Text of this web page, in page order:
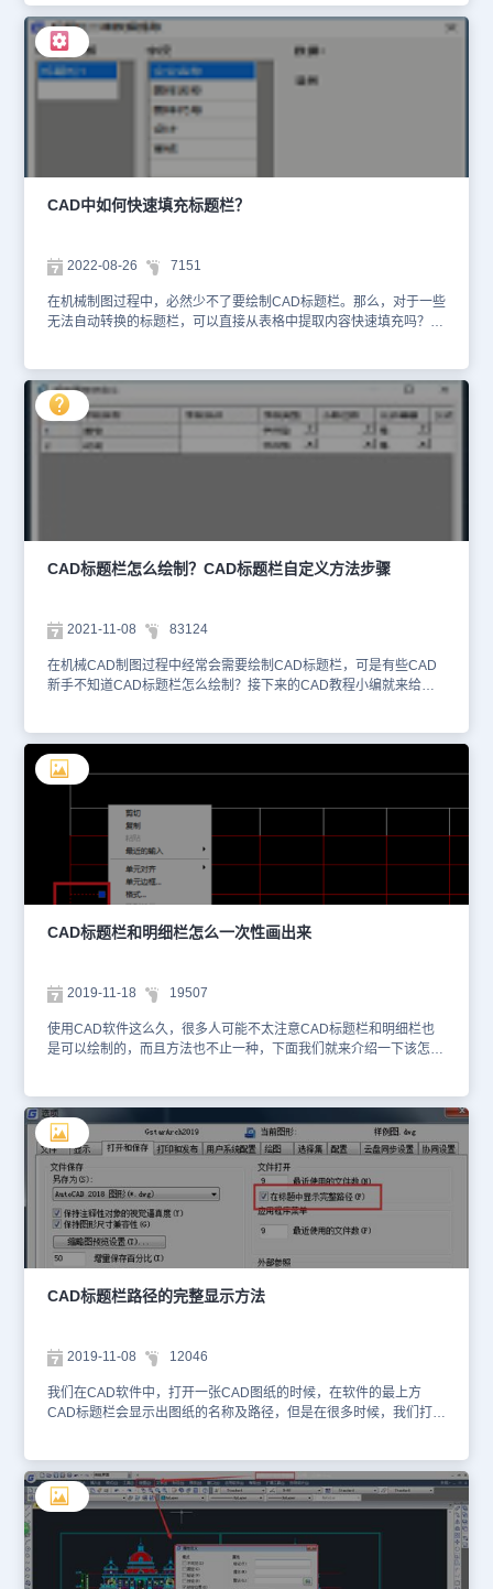
标题栏自定义步骤： 1、首先在浩辰CAD机械软件中做一张表格或者
用软件自带的模板进行修改，这张表格可以是用浩辰CAD机械软件生
成的表格也可以是自己用直线拼接起来的表格，形式随意根据自己喜
好。如下图所示： 2、在菜单栏中依次点击【绘图】—【块】—【定
义属性】，此时会弹出【属性定义】对话框，根据自身实际需求在绘
制的模板中输入一些参数。如下图所示： 3、参数设置完成后，在菜
单栏中依次点击【浩辰机械】—【系统维护工具】—【自定义标题
栏】，根据自身实际需求输入标题栏名称，然后再选择一个基点，一
般选择基点在右下角也就是图纸张数那个位置。如下图所示： 4、全
部选择完后，便会弹出【超级属性块定义】对话框。如下图所示：
5、点击【确定】按钮，即可弹出【浩辰机械新建图框设置】对话
到这里浩辰CAD机械软件中自定义CAD标题栏的操作就结束了，其
他自定义功能类似，可以参照这个操作来执行。更多相关CAD教程小
编会在后续文字中给大家逐一分享，对此感兴趣的设计师小伙伴一定
要持续关注浩辰CAD官网教程专区哦！
CAD中如何快速填充标题栏？
2022-08-26 7151
在机械制图过程中，必然少不了要绘制CAD标题栏。那么，对于一些
无法自动转换的标题栏，可以直接从表格中提取内容快速填充吗？当
栏步骤： 1. 首先在浩辰CAD机械软件中打开图纸，然后在菜单栏中
依次点击【浩辰机械】—【图纸】—【标题栏填充】。如下图所示：
2. 在【超级属性块编辑】对话框，点击左下角的【提取二维表格】按
钮，根据提示依次选择：选择表格左下角点、右上角点，完成表格区
对应的图纸区域，并显示在对话框右侧的【数据】下面，如果勾选了
【高亮显示】，则图纸上对应的区域会有红框。 4. 点击【确定】
后，【字段】名称和原表格中相同的，会填入识别到的数据。5. 再点
小编给大家分享了浩辰CAD机械软件中快速填充CAD标题栏的详细
操作步骤，对此感兴趣的设计师小伙伴可以自己操作试试哦！
CAD标题栏怎么绘制？CAD标题栏自定义方法步骤
2021-11-08 83124
在机械CAD制图过程中经常会需要绘制CAD标题栏，可是有些CAD
新手不知道CAD标题栏怎么绘制？接下来的CAD教程小编就来给大
栏，首先要清楚自定义标题栏的规格，然后再绘制表格，定义属性，
选中对象进行标题栏自定义。具体操作步骤如下：1. 绘制表格 在浩
辰CAD机械软件的菜单栏中依次点击【绘图】—【表格】，然后根据
确定好的自定义标题栏规格绘制表格，接着在表格中填写自定义内
容。如下图所示： 2. 定义属性 在浩辰CAD机械软件的菜单栏中依次
点击【绘图】—【块】—【定义属性】。如下图所示： 相同的方法
在相应位置填入日期等其他自定义。如下图所示： 3. 自定义标题栏
在浩辰CAD机械软件的菜单栏中依次点击【浩辰机械】—【系统维护
工具】—【自定义标题栏】输入自定义标题栏名称，按回车键确认。
如下图所示： 在右下角顶点输入基点，选择对象，全选整个表格，
按回车键确认，即可调出【超级属性块定义】对话框，自定义超级属
标题栏 在浩辰CAD机械软件的菜单栏中依次点击【浩辰机械】—
【图纸（F）】—【新建图框（N）】，或者是在命令行输入：
GMPAPERSET，按回车键确认，选择刚刚自定义的标题栏名称，点
击【确定】，就可以生成自定义标题栏了。上述CAD教程中小编给大
CAD标题栏和明细栏怎么一次性画出来
2019-11-18 19507
使用CAD软件这么久，很多人可能不太注意CAD标题栏和明细栏也
是可以绘制的，而且方法也不止一种，下面我们就来介绍一下该怎绘
样式。 5.一般选择下图的文字样式，点击应用。 6.对齐选正中。 7.
可以自由选择，边框颜色，及线宽。效果看预览窗口。 8.字高和垂直
是有关系的。单元个高度=字号/四分之三*行+垂直*2。经计算5号字
对应垂直高0.66. 9.设置好后，点击确定。并应用。列标题和标题
（现在为数据设置，列标题和标题在数据旁，）的设置与上面的类
似。可选列标题为上和下。 方法二 1.点击绘图，表格。 2.选择表格
样式和表格行与列和列宽（13），点击确定即可。 3.四点都可改变
表格数据如行高，列宽。任选一点右击选者移动即可。 4.双击单元格
壳输入文字。 5.中间的点可以改变列宽，前面设置的是13，如果目
标列宽为15，输入2回车即可。 6.选择一个单元格，按右键可以加行
加列。选择多个单元格（按上档键可多选），按右键可合并。 上面
易的操作，在实际使用的过程中可以根据需要选择合适的方法。
CAD标题栏路径的完整显示方法
2019-11-08 12046
我们在CAD软件中，打开一张CAD图纸的时候，在软件的最上方
CAD标题栏会显示出图纸的名称及路径，但是在很多时候，我们打开
完全显示标题栏路径的具体操作步骤如下： 1、在命令行中输入“op”,
然后按下【enter】键，打开【选项】对话框。 2、切换到【打开和保
存】选项卡中。 3、在【文件打开】组合框中选中【在标题中显示完
整路径（F）】复选框，如图所示。 4、单击【确定】按钮即可。 以
上就是在CAD软件中，我们打开的CAD图纸在软件的CAD标题栏，
我们可以通过相关的设置让其显示出完整的或者局部的CAD图纸的路